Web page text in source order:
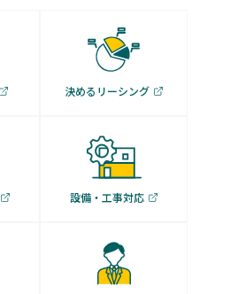
決めるリーシング
設備・工事対応